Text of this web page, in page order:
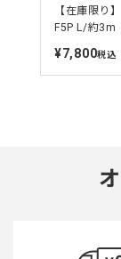
【在庫限り
F5P L/約3m
定
¥7,800税込